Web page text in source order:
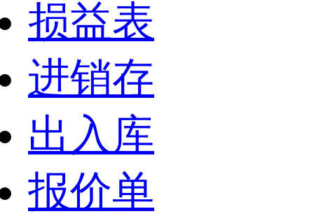
损益表
进销存
出入库
报价单